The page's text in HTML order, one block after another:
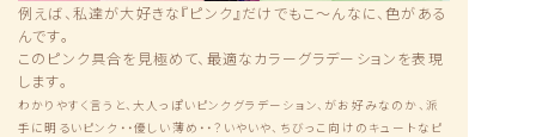
例えば、私達が大好きな『ピンク』だけでもこ〜んなに、色がある
んです。
このピンク具合を見極めて、最適なカラーグラデーションを表現
します。
わかりやすく言うと、大人っぽいピンクグラデーション、がお好みなのか、派
手に明るいピンク・・優しい薄め・・？いやいや、ちびっこ向けのキュートなピ